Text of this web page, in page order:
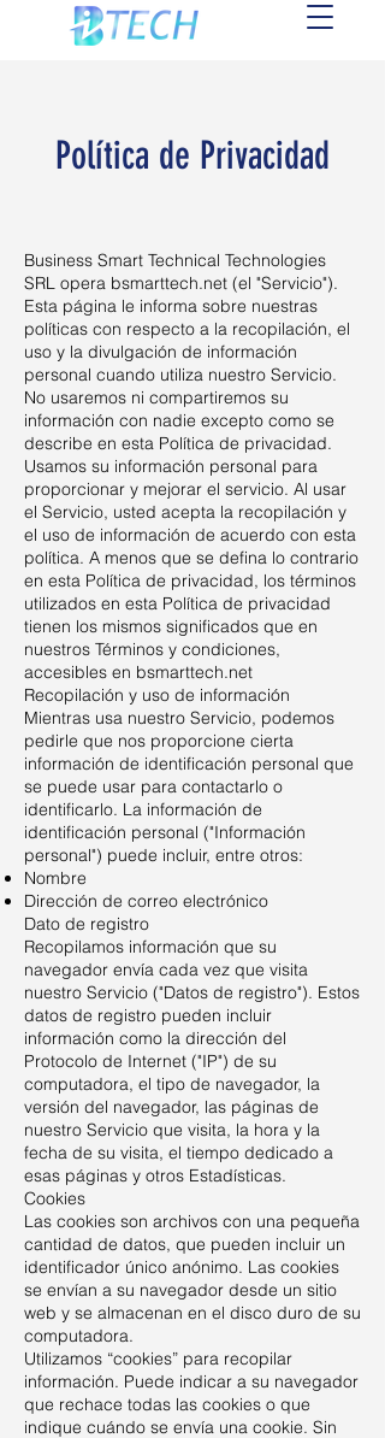
Política de Privacidad
Business Smart Technical Technologies
SRL opera bsmarttech.net (el "Servicio").
Esta página le informa sobre nuestras
políticas con respecto a la recopilación, el
uso y la divulgación de información
personal cuando utiliza nuestro Servicio.
No usaremos ni compartiremos su
información con nadie excepto como se
describe en esta Política de privacidad.
Usamos su información personal para
proporcionar y mejorar el servicio. Al usar
el Servicio, usted acepta la recopilación y
el uso de información de acuerdo con esta
política. A menos que se defina lo contrario
en esta Política de privacidad, los términos
utilizados en esta Política de privacidad
tienen los mismos significados que en
nuestros Términos y condiciones,
accesibles en bsmarttech.net
Recopilación y uso de información
Mientras usa nuestro Servicio, podemos
pedirle que nos proporcione cierta
información de identificación personal que
se puede usar para contactarlo o
identificarlo. La información de
identificación personal ("Información
personal") puede incluir, entre otros:
Nombre
Dirección de correo electrónico
Dato de registro
Recopilamos información que su
navegador envía cada vez que visita
nuestro Servicio ("Datos de registro"). Estos
datos de registro pueden incluir
información como la dirección del
Protocolo de Internet ("IP") de su
computadora, el tipo de navegador, la
versión del navegador, las páginas de
nuestro Servicio que visita, la hora y la
fecha de su visita, el tiempo dedicado a
esas páginas y otros Estadísticas.
Cookies
Las cookies son archivos con una pequeña
cantidad de datos, que pueden incluir un
identificador único anónimo. Las cookies
se envían a su navegador desde un sitio
web y se almacenan en el disco duro de su
computadora.
Utilizamos “cookies” para recopilar
información. Puede indicar a su navegador
que rechace todas las cookies o que
indique cuándo se envía una cookie. Sin